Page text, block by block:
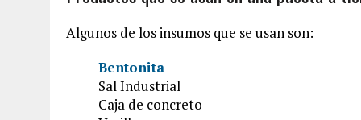
Algunos de los insumos que se usan son:
Bentonita
Sal Industrial
Caja de concreto